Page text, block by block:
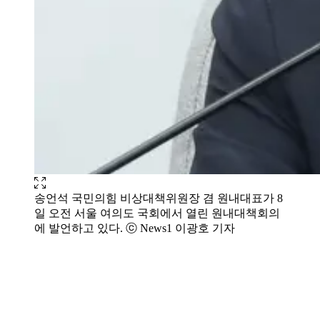
송언석 국민의힘 비상대책위원장 겸 원내대표가 8
일 오전 서울 여의도 국회에서 열린 원내대책회의
에 발언하고 있다. ⓒ News1 이광호 기자